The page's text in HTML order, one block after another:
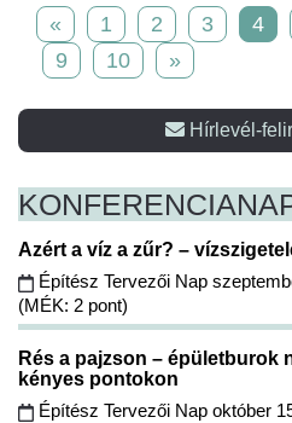
« 1 2 3 4
9
10 »
Hírlevél-
KONFERENCIA
Azért a víz a zűr? –
Építész Tervezői Nap
(MÉK: 2 pont)
Rés a pajzson – épületburok
kényes pontokon
Építész Tervezői Nap október